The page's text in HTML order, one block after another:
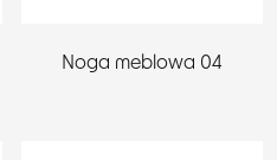
Noga meblowa 04